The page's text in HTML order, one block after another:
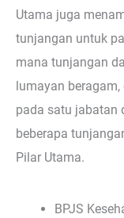
Utama juga
tunjangan untuk
mana tunjangan
lumayan
pada satu jabatan
beberapa
Pilar Utama.
BPJS